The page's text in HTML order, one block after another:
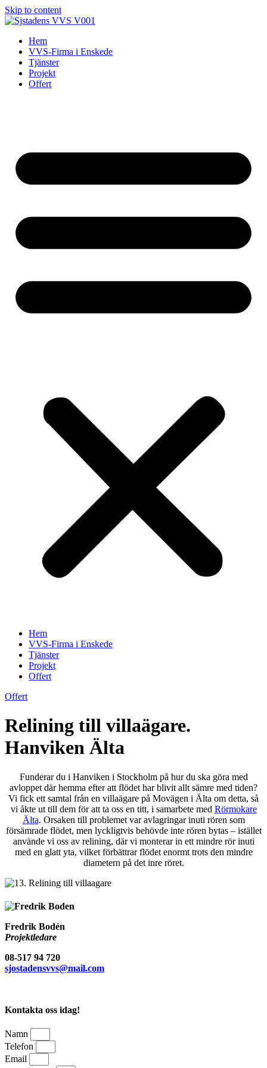
Skip to content
Hem
VVS-Firma i Enskede
Tjänster
Projekt
Offert
Hem
VVS-Firma i Enskede
Tjänster
Projekt
Offert
Offert
Relining till villaägare.
Hanviken Älta
Funderar du i Hanviken i Stockholm på hur du ska göra med
avloppet där hemma efter att flödet har blivit allt sämre med tiden?
Vi fick ett samtal från en villaägare på Movägen i Älta om detta, så
vi åkte ut till dem för att ta oss en titt, i samarbete med Rörmokare
Älta. Orsaken till problemet var avlagringar inuti rören som
försämrade flödet, men lyckligtvis behövde inte rören bytas – istället
använde vi oss av relining, där vi monterar in ett mindre rör inuti
med en glatt yta, vilket förbättrar flödet enormt trots den mindre
diametern på det inre röret.
Fredrik Bodén
Projektledare
08-517 94 720
sjostadensvvs@mail.com
Kontakta oss idag!
Namn
Telefon
Email